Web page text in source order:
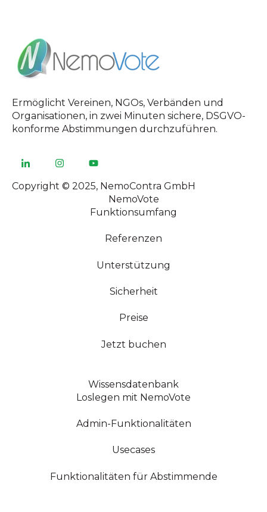
Ermöglicht Vereinen, NGOs, Verbänden und
Organisationen, in zwei Minuten sichere, DSGVO-
konforme Abstimmungen durchzuführen.
Copyright © 2025, NemoContra GmbH
NemoVote
Funktionsumfang
Referenzen
Unterstützung
Sicherheit
Preise
Jetzt buchen
Wissensdatenbank
Loslegen mit NemoVote
Admin-Funktionalitäten
Usecases
Funktionalitäten für Abstimmende